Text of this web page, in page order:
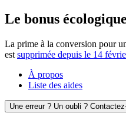
Le bonus
La prime à la conversion pour
est supprimée depuis le 14
À propos
Liste des aides
Une erreur ? Un oubli ?